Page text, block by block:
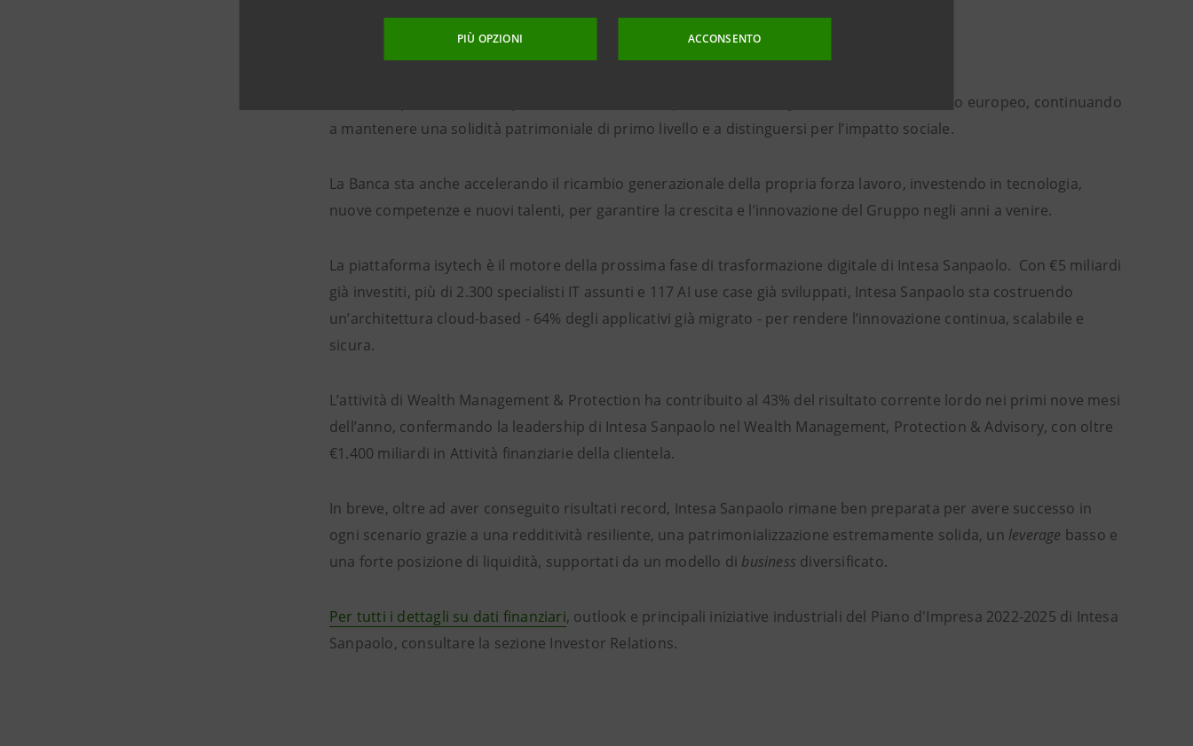
PIÙ OPZIONI ACCONSENTO
Impatto Sociale : €0,9 miliardi per contrastare la povertà e ridurre le disuguaglianze.
Intesa Sanpaolo offre tra i più elevati ritorni sul capitale e dividend yield del settore bancario europeo, continuando
a mantenere una solidità patrimoniale di primo livello e a distinguersi per l’impatto sociale.
La Banca sta anche accelerando il ricambio generazionale della propria forza lavoro, investendo in tecnologia,
nuove competenze e nuovi talenti, per garantire la crescita e l’innovazione del Gruppo negli anni a venire.
La piattaforma isytech è il motore della prossima fase di trasformazione digitale di Intesa Sanpaolo. Con €5 miliardi
già investiti, più di 2.300 specialisti IT assunti e 117 AI use case già sviluppati, Intesa Sanpaolo sta costruendo
un’architettura cloud-based - 64% degli applicativi già migrato - per rendere l’innovazione continua, scalabile e
sicura.
L’attività di Wealth Management & Protection ha contribuito al 43% del risultato corrente lordo nei primi nove mesi
dell’anno, confermando la leadership di Intesa Sanpaolo nel Wealth Management, Protection & Advisory, con oltre
€1.400 miliardi in Attività finanziarie della clientela.
In breve, oltre ad aver conseguito risultati record, Intesa Sanpaolo rimane ben preparata per avere successo in
ogni scenario grazie a una redditività resiliente, una patrimonializzazione estremamente solida, un leverage basso e
una forte posizione di liquidità, supportati da un modello di business diversificato.
Per tutti i dettagli su dati finanziari, outlook e principali iniziative industriali del Piano d'Impresa 2022-2025 di Intesa
Sanpaolo, consultare la sezione Investor Relations.